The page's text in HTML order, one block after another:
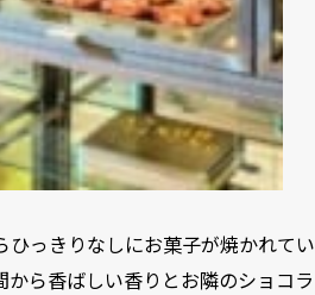
っきりなしにお菓子が焼かれてい
から香ばしい香りとお隣のショコラ